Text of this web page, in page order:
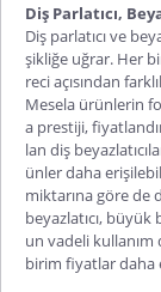
Diş Parlatıcı,
Diş parlatıcı ve
şikliğe uğrar. Her
reci açısından
Mesela ürünlerin
a prestiji,
lan diş
ünler daha
miktarına göre de
beyazlatıcı,
un vadeli
birim fiyatlar daha